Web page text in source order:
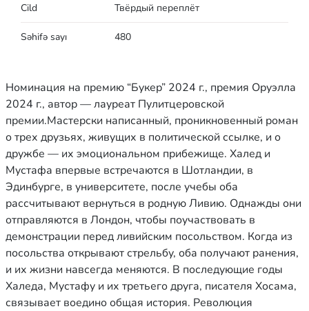
Cild Твёрдый переплёт
Səhifə sayı 480
Номинация на премию “Букер” 2024 г., премия Оруэлла
2024 г., автор — лауреат Пулитцеровской
премии.Мастерски написанный, проникновенный роман
о трех друзьях, живущих в политической ссылке, и о
дружбе — их эмоциональном прибежище. Халед и
Мустафа впервые встречаются в Шотландии, в
Эдинбурге, в университете, после учебы оба
рассчитывают вернуться в родную Ливию. Однажды они
отправляются в Лондон, чтобы поучаствовать в
демонстрации перед ливийским посольством. Когда из
посольства открывают стрельбу, оба получают ранения,
и их жизни навсегда меняются. В последующие годы
Халеда, Мустафу и их третьего друга, писателя Хосама,
связывает воедино общая история. Революция